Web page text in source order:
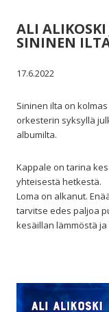
ALI
SININEN
17.6.2022
Sininen ilta on
orkesterin syksyllä
albumilta.
Kappale on tarina
yhteisestä hetkestä.
Loma on alkanut.
tarvitse edes paljoa
kesäillan lämmöstä